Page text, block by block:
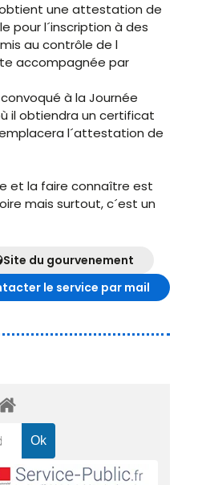
une attestation de
pour l´inscription à des
au contrôle de l
accompagnée par
à la Journée
il obtiendra un certificat
l´attestation de
et la faire connaître est
mais surtout, c´est un
Site du gourvenement
le service par mail